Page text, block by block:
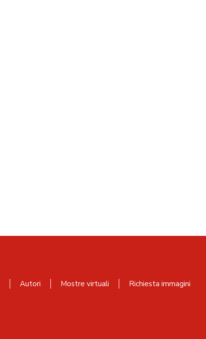
Autori Mostre virtuali Richiesta immagini